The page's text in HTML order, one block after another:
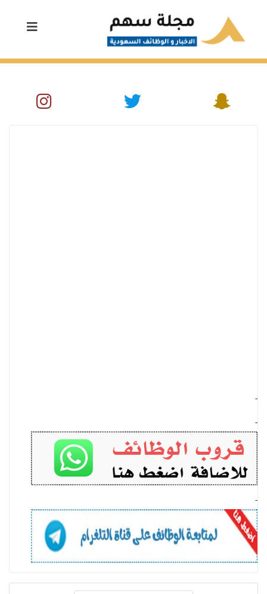
-
-
-